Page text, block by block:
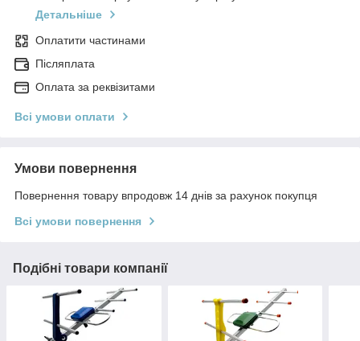
Детальніше
Оплатити частинами
Післяплата
Оплата за реквізитами
Всі умови оплати
Умови повернення
Повернення товару впродовж 14 днів за рахунок покупця
Всі умови повернення
Подібні товари компанії